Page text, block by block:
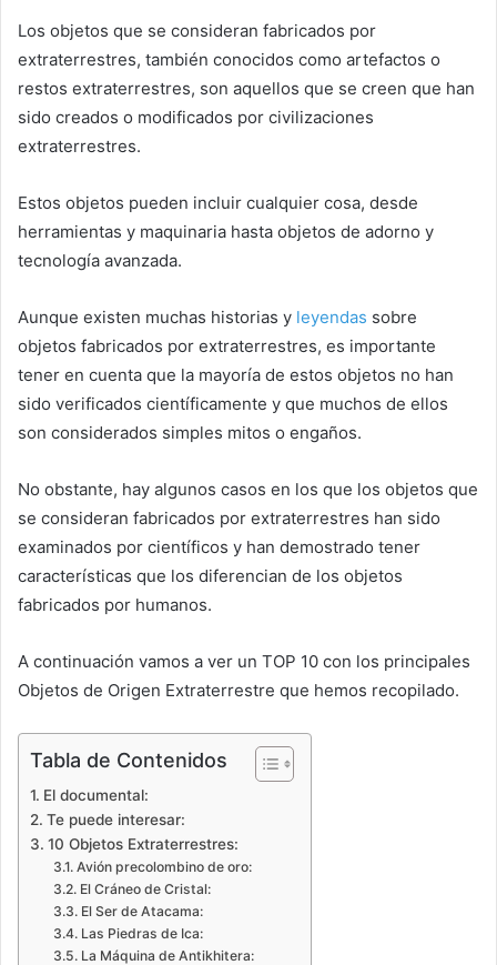
Los objetos que se consideran fabricados por
extraterrestres, también conocidos como artefactos o
restos extraterrestres, son aquellos que se creen que han
sido creados o modificados por civilizaciones
extraterrestres.
Estos objetos pueden incluir cualquier cosa, desde
herramientas y maquinaria hasta objetos de adorno y
tecnología avanzada.
Aunque existen muchas historias y leyendas sobre
objetos fabricados por extraterrestres, es importante
tener en cuenta que la mayoría de estos objetos no han
sido verificados científicamente y que muchos de ellos
son considerados simples mitos o engaños.
No obstante, hay algunos casos en los que los objetos que
se consideran fabricados por extraterrestres han sido
examinados por científicos y han demostrado tener
características que los diferencian de los objetos
fabricados por humanos.
A continuación vamos a ver un TOP 10 con los principales
Objetos de Origen Extraterrestre que hemos recopilado.
Tabla de Contenidos
El documental:
Te puede interesar:
10 Objetos Extraterrestres:
Avión precolombino de oro:
El Cráneo de Cristal:
El Ser de Atacama:
Las Piedras de Ica:
La Máquina de Antikhitera: